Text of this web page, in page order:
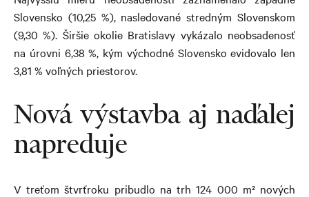
Slovensko (10,25 %), nasledované stredným Slovenskom
(9,30 %). Širšie okolie Bratislavy vykázalo neobsadenosť
na úrovni 6,38 %, kým východné Slovensko evidovalo len
3,81 % voľných priestorov.
Nová výstavba aj naďalej
napreduje
V treťom štvrťroku pribudlo na trh 124 000 m² nových